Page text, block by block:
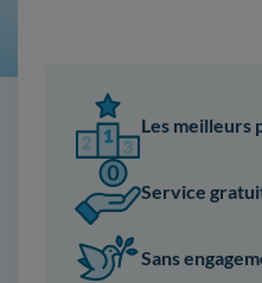
Les meilleurs
Service
Sans